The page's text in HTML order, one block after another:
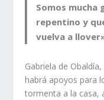
Somos mucha
repentino y
vuelva a
Gabriela de
habrá apoyos para
tormenta a la casa,